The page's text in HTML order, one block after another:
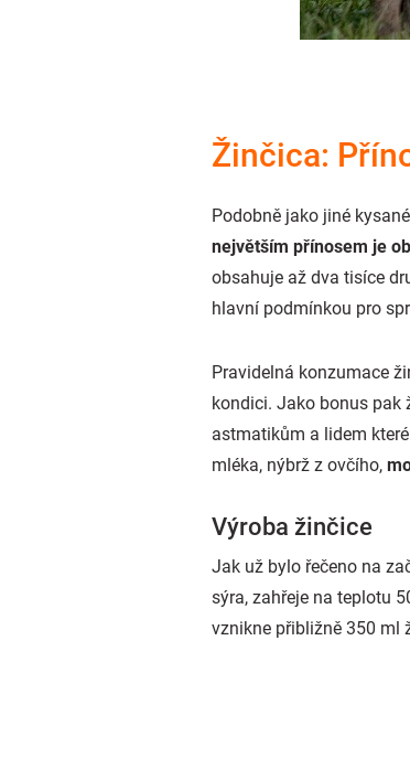
Žinčica:
Podobně jako jiné
největším přínosem je
obsahuje až dva tisíce
hlavní podmínkou pro
Pravidelná konzumace
kondici. Jako bonus pak
astmatikům a lidem
mléka, nýbrž z ovčího,
Výroba žinčice
Jak už bylo řečeno na
sýra, zahřeje na teplotu
vznikne přibližně 350 ml